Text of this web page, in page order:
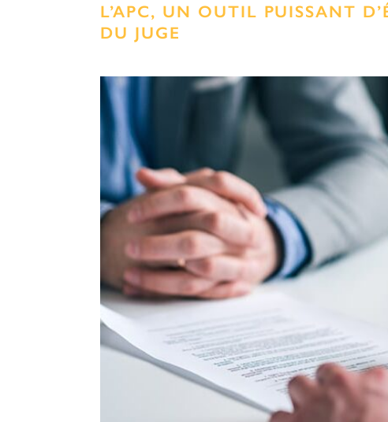
L’APC, UN OUTIL PUISSANT
DU JUGE